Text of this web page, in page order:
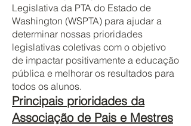
Legislativa da PTA do Estado de
Washington (WSPTA) para ajudar a
determinar nossas prioridades
legislativas coletivas com o objetivo
de impactar positivamente a educação
pública e melhorar os resultados para
todos os alunos.
Principais prioridades da
Associação de Pais e Mestres